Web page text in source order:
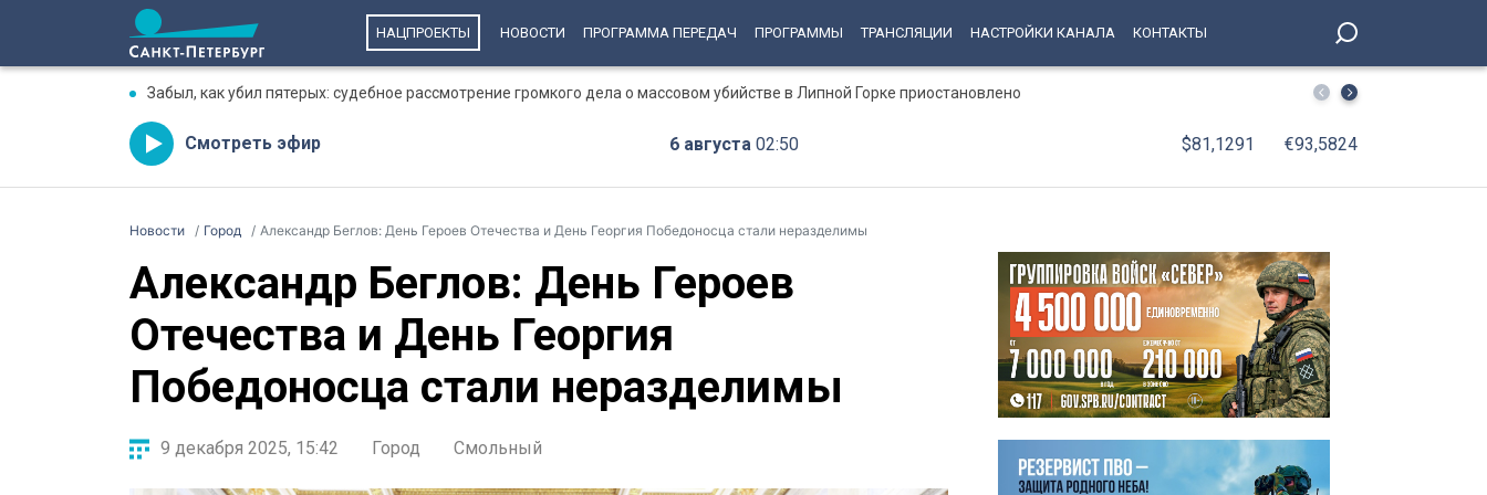
НАЦПРОЕКТЫ НОВОСТИ ПРОГРАММА ПЕРЕДАЧ ПРОГРАММЫ ТРАНСЛЯЦИИ НАСТРОЙКИ КАНАЛА КОНТАКТЫ
Забыл, как убил пятерых: судебное рассмотрение громкого дела о массовом убийстве в Липной Горке приостановлено В Петербурге принят Единый стандарт обслуживания
Смотреть эфир 6 августа 02:50 $81,1291 €93,5824
Новости Город Александр Беглов: День Героев Отечества и День Георгия Победоносца стали неразделимы
Александр Беглов: День Героев
Отечества и День Георгия
Победоносца стали неразделимы
9 декабря 2025, 15:42 Город Смольный